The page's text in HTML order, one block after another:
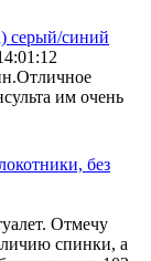
серый/синий
им очень
без
Отмечу
спинки, а